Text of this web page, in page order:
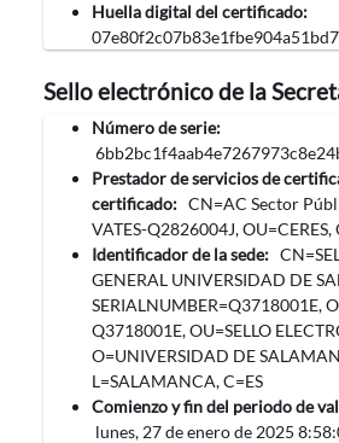
Huella digital del certificado:
Sello electrónico de la
Número de serie:
Prestador de servicios de
certificado: CN=AC Sector
VATES-Q2826004J,
Identificador de la sede:
GENERAL UNIVERSIDAD DE
SERIALNUMBER=Q3718001E,
Q3718001E, OU=SELLO
O=UNIVERSIDAD DE
L=SALAMANCA, C=ES
Comienzo y fin del periodo de
‎lunes, ‎27‎ de ‎enero‎ de ‎2025